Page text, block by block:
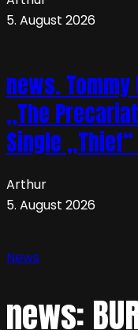
5. August 2026
news.
„The
Single
Arthur
5. August 2026
News
news: